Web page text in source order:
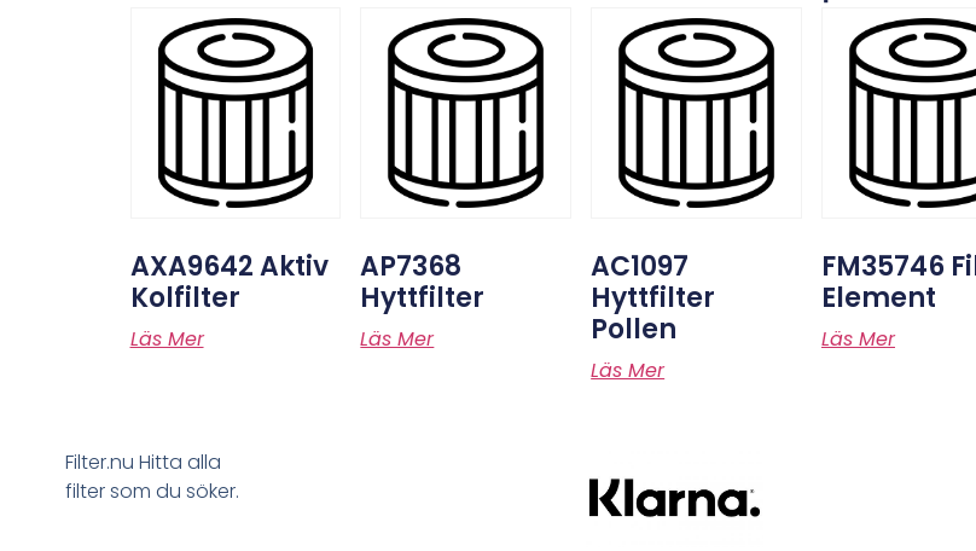
AXA9642 Aktiv
Kolfilter
Läs Mer
AP7368
Hyttfilter
Läs Mer
AC1097
Hyttfilter
Pollen
Läs Mer
FM35746
Element
Läs Mer
Filter.nu Hitta alla
filter som du söker.